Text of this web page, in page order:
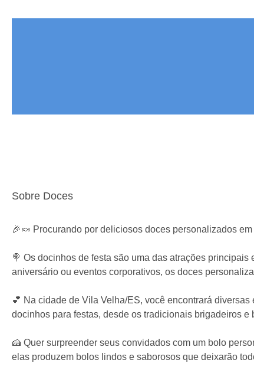
Sobre Doces
🎉🍬 Procurando por deliciosos doces personalizados
🍭 Os docinhos de festa são uma das atrações
aniversário ou eventos corporativos, os doces
💕 Na cidade de Vila Velha/ES, você encontrará
docinhos para festas, desde os tradicionais brigadeiros
🍰 Quer surpreender seus convidados com um bolo
elas produzem bolos lindos e saborosos que deixarão